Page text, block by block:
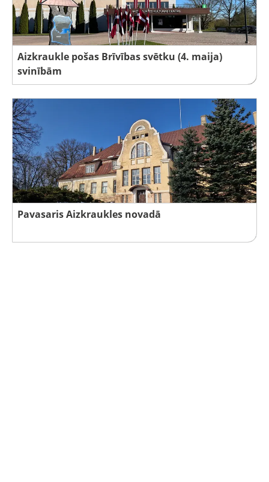
Aizkraukle pošas Brīvības svētku (4. maija)
svinībām
Pavasaris Aizkraukles novadā